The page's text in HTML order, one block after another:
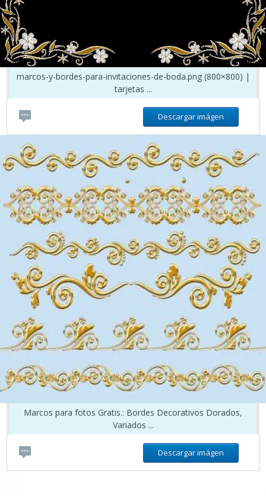
marcos-y-bordes-para-invitaciones-de-boda.png (800×800) |
tarjetas ...
Descargar imágen
Marcos para fotos Gratis.: Bordes Decorativos Dorados,
Variados ...
Descargar imágen